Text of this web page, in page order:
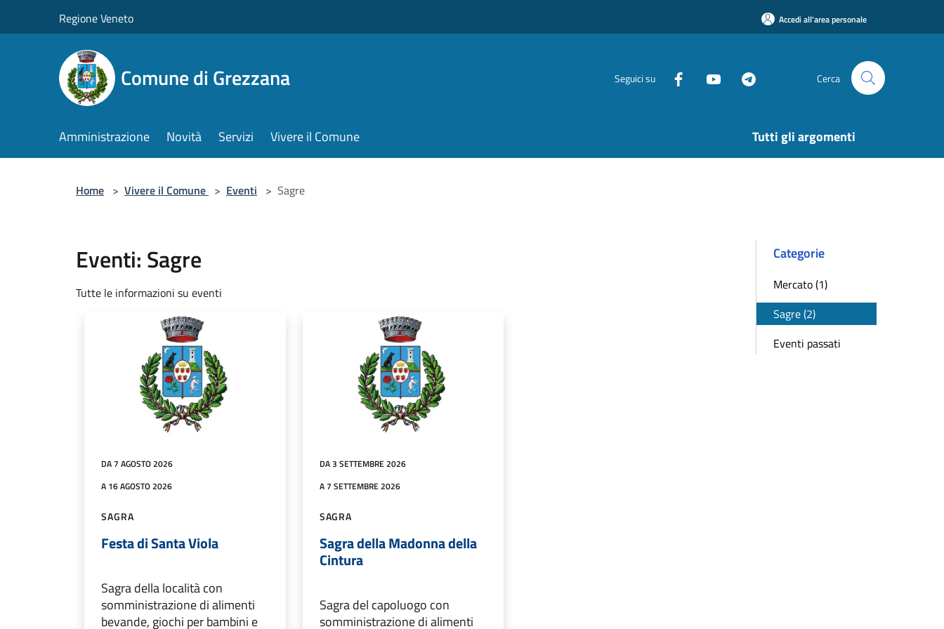
Regione Veneto Accedi all'area personale
Comune di Grezzana Seguici su Cerca
Amministrazione Novità Servizi Vivere il Comune Tutti gli argomenti
Home > Vivere il Comune > Eventi > Sagre
Eventi: Sagre
Tutte le informazioni su eventi
DA 7 AGOSTO 2026
A 16 AGOSTO 2026
SAGRA
Festa di Santa Viola
Sagra della località con
somministrazione di alimenti
bevande, giochi per bambini e
DA 3 SETTEMBRE 2026
A 7 SETTEMBRE 2026
SAGRA
Sagra della Madonna della
Cintura
Sagra del capoluogo con
somministrazione di alimenti
Categorie
Mercato (1)
Sagre (2)
Eventi passati